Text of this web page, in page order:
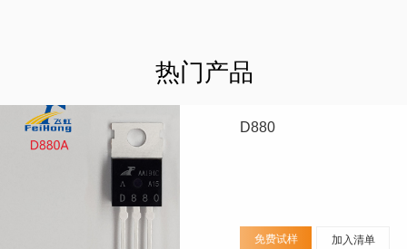
热门产品
D880
免费试样 加入清单